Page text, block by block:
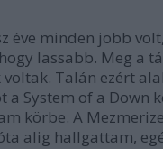
éve minden jobb
lassabb. Meg a
Talán ezért
a System of a Down
körbe. A
alig hallgattam,